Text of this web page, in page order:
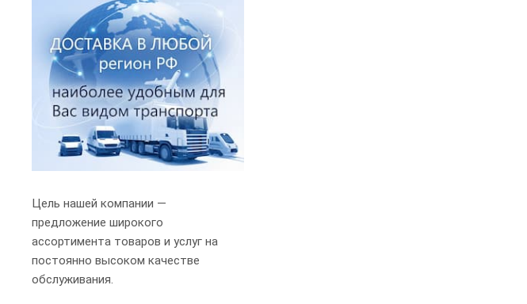
Цель нашей компании —
предложение широкого
ассортимента товаров и услуг на
постоянно высоком качестве
обслуживания.